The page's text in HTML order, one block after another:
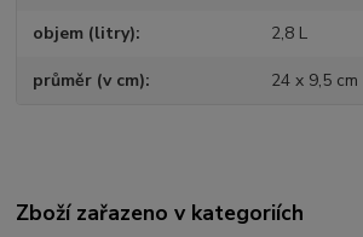
objem (litry) 2,8 L
průměr (v cm) 24 x 9,5 cm
Zboží zařazeno v kategoriích